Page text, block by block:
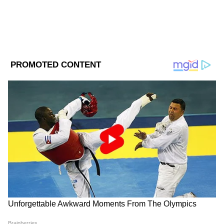
DOWNLOAD APP
RECOMMENDED STORIES